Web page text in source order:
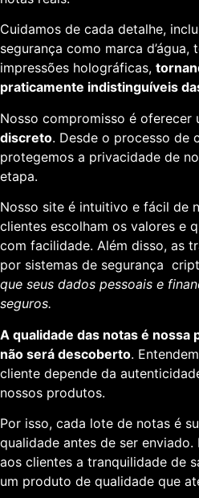
Cuidamos de cada detalhe,
segurança como marca
impressões holográficas,
praticamente indistinguíveis
Nosso compromisso é oferecer
discreto. Desde o processo de
protegemos a privacidade de
etapa.
Nosso site é intuitivo e fácil de
clientes escolham os valores e
com facilidade. Além disso, as
por sistemas de segurança
que seus dados pessoais e
seguros.
A qualidade das notas é nossa
não será descoberto.
cliente depende da
nossos produtos.
Por isso, cada lote de notas é
qualidade antes de ser
aos clientes a tranquilidade de
um produto de qualidade que